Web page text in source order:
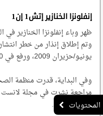
إنفلونزا الخنازير إتش1 إن1
يونيو/حزيران 2009، ورفع في 10 أغسطس/آب 2010.
ألفا و575 ألفا.